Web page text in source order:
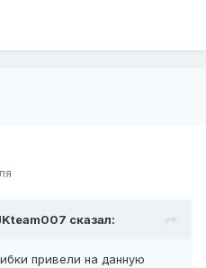
сказал:
привели на данную